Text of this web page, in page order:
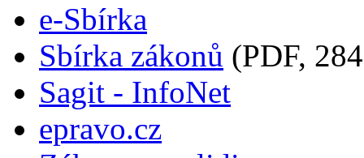
e-Sbírka
Sbírka zákonů (PDF,
Sagit - InfoNet
epravo.cz